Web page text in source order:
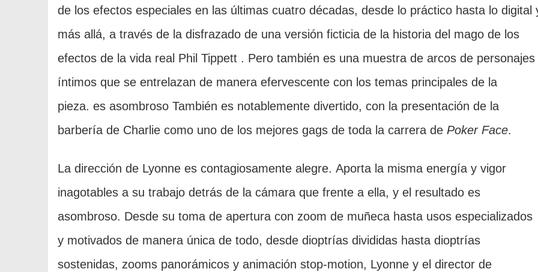
de los efectos especiales en las últimas cuatro décadas, desde lo práctico hasta lo digital
más allá, a través de la disfrazado de una versión ficticia de la historia del mago de los
efectos de la vida real Phil Tippett . Pero también es una muestra de arcos de personajes
íntimos que se entrelazan de manera efervescente con los temas principales de la
pieza. es asombroso También es notablemente divertido, con la presentación de la
barbería de Charlie como uno de los mejores gags de toda la carrera de Poker Face.
La dirección de Lyonne es contagiosamente alegre. Aporta la misma energía y vigor
inagotables a su trabajo detrás de la cámara que frente a ella, y el resultado es
asombroso. Desde su toma de apertura con zoom de muñeca hasta usos especializados
y motivados de manera única de todo, desde dioptrías divididas hasta dioptrías
sostenidas, zooms panorámicos y animación stop-motion, Lyonne y el director de